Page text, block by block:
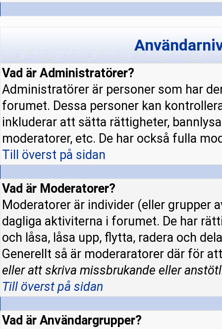
Vad är Administratörer?
Administratörer är personer som har
forumet. Dessa personer kan
inkluderar att sätta rättigheter,
moderatorer, etc. De har också fulla
Till överst på sidan
Vad är Moderatorer?
Moderatorer är individer (eller grupper
dagliga aktiviterna i forumet. De har
och låsa, låsa upp, flytta, radera och
Generellt så är moderaratorer där för
eller att skriva missbrukande eller
Till överst på sidan
Vad är Användargrupper?